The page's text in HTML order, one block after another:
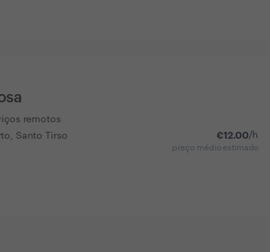
remotos
Santo Tirso
€12.00/h
preço médio estimado